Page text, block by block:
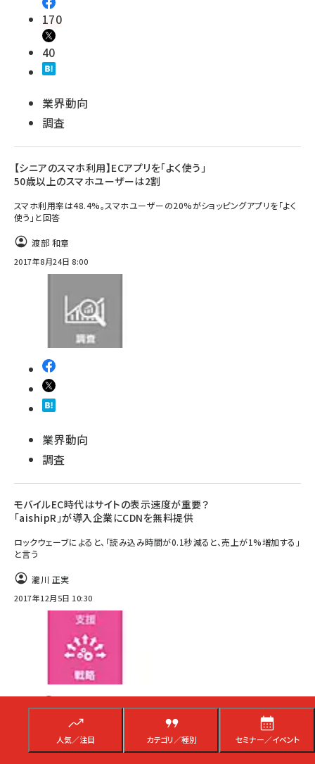
人気／注目 カテゴリ／種別 セミナー／イベント
170
40
業界動向
調査
【シニアのスマホ利用】ECアプリを「よく使う」
50歳以上のスマホユーザーは2割
スマホ利用率は48.4%。スマホユーザーの20%がショッピングアプリを「よく
使う」と回答
渡部 和章
2017年8月24日 8:00
業界動向
調査
モバイルEC時代はサイトの表示速度が重要？
「aishipR」が導入企業にCDNを無料提供
ロックウェーブによると、「読み込み時間が0.1秒減ると、売上が1%増加する」
と言う
瀧川 正実
2017年12月5日 10:30